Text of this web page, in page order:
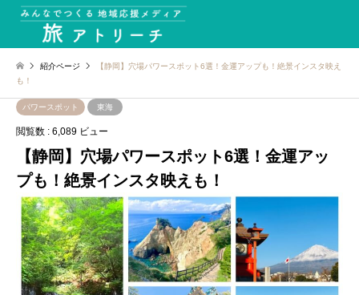
紹介ページ
【静岡】穴場パワースポット6選！金運アップも！絶景インスタ映え
も！
パワースポット 東海
閲覧数 : 6,089 ビュー
【静岡】穴場パワースポット6選！金運アッ
プも！絶景インスタ映えも！